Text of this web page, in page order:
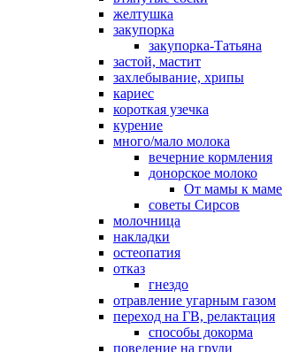
желтушка
закупорка
закупорка-Татьяна
застой, мастит
захлебывание, хрипы
кариес
короткая узечка
курение
много/мало молока
вечерние кормления
донорское молоко
От мамы к маме
советы Сирсов
молочница
накладки
остеопатия
отказ
гнездо
отравление угарным газом
переход на ГВ, релактация
способы докорма
поведение на груди